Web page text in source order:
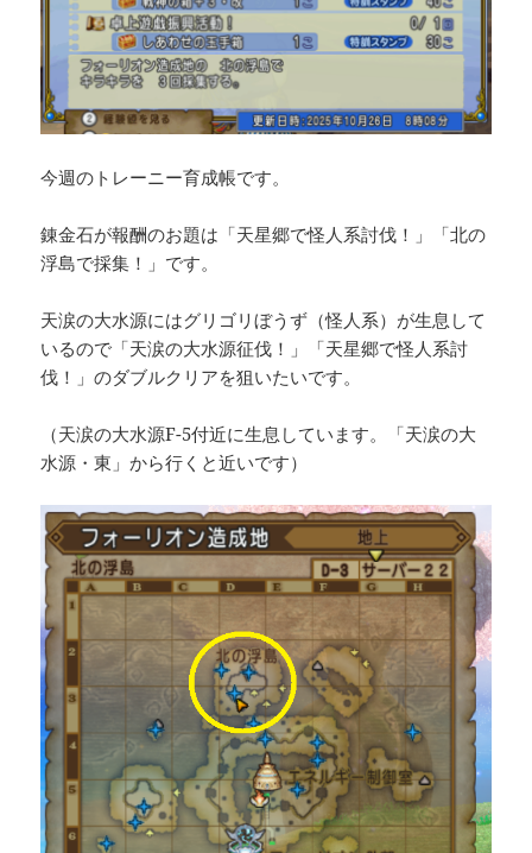
今週のトレーニー育成帳です。
錬金石が報酬のお題は「天星郷で怪人系討伐！」「北の
浮島で採集！」です。
天涙の大水源にはグリゴリぼうず（怪人系）が生息して
いるので「天涙の大水源征伐！」「天星郷で怪人系討
伐！」のダブルクリアを狙いたいです。
（天涙の大水源F-5付近に生息しています。「天涙の大
水源・東」から行くと近いです）